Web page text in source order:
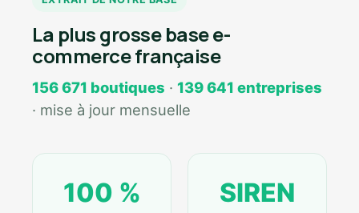
La plus grosse base e-
commerce française
156 671 boutiques · 139 641 entreprises
· mise à jour mensuelle
100 % SIREN